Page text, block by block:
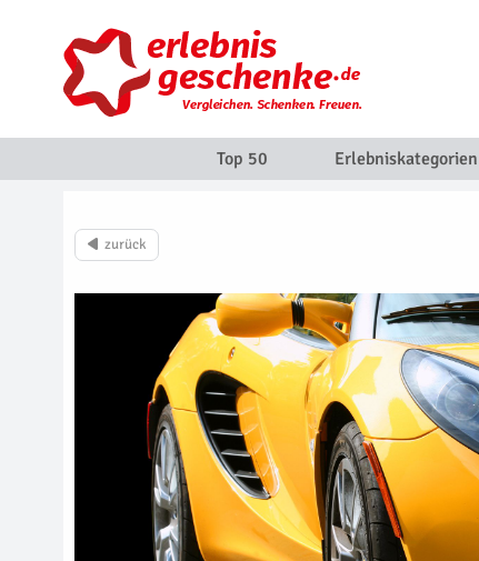
Top 50 Erlebniskategorien